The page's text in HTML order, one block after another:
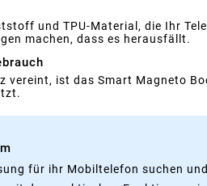
und TPU-Material, die Ihr
machen, dass es herausfällt.
ist das Smart Magneto
für ihr Mobiltelefon suchen